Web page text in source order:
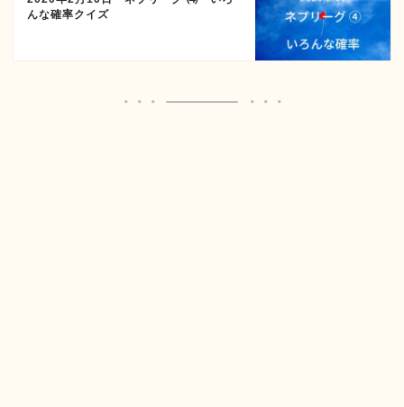
んな確率クイズ